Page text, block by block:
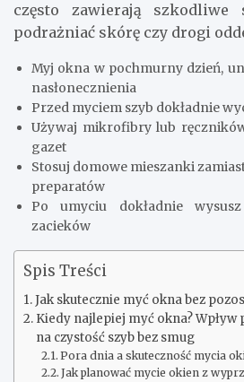
często zawierają szkodliwe
podrażniać skórę czy drogi
Myj okna w pochmurny dzień,
nasłonecznienia
Przed myciem szyb dokładnie
Używaj mikrofibry lub
gazet
Stosuj domowe mieszanki
preparatów
Po umyciu dokładnie
zacieków
Spis Treści
Jak skutecznie myć okna bez
Kiedy najlepiej myć okna?
na czystość szyb bez smug
Pora dnia a skuteczność mycia
Jak planować mycie okien z